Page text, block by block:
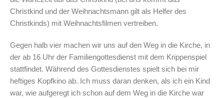
Christkind und der Weihnachtsmann gilt als Helfer des
Christkinds) mit Weihnachtsfilmen vertreiben.
Gegen halb vier machen wir uns auf den Weg in die Kirche, in
der ab 16 Uhr der Familiengottesdienst mit dem Krippenspiel
stattfindet. Während des Gottesdienstes spielt sich bei mir
heftiges Kopfkino ab. Ich muss daran denken, als ich ein Kind
war, wie aufgeregt ich schon auf dem Weg in die Kirche war